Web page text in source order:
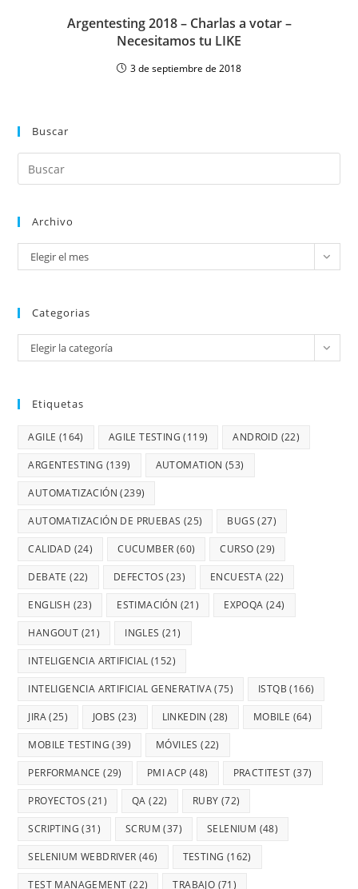
Argentesting 2018 – Charlas a votar –
Necesitamos tu LIKE
3 de septiembre de 2018
Buscar
Archivo
Elegir el mes
Categorias
Elegir la categoría
Etiquetas
AGILE (164) AGILE TESTING (119) ANDROID (22)
ARGENTESTING (139) AUTOMATION (53)
AUTOMATIZACIÓN (239)
AUTOMATIZACIÓN DE PRUEBAS (25) BUGS (27)
CALIDAD (24) CUCUMBER (60) CURSO (29)
DEBATE (22) DEFECTOS (23) ENCUESTA (22)
ENGLISH (23) ESTIMACIÓN (21) EXPOQA (24)
HANGOUT (21) INGLES (21)
INTELIGENCIA ARTIFICIAL (152)
INTELIGENCIA ARTIFICIAL GENERATIVA(75) ISTQB (166)
JIRA(25) JOBS (23) LINKEDIN (28) MOBILE (64)
MOBILE TESTING (39) MÓVILES (22)
PERFORMANCE (29) PMI ACP (48) PRACTITEST (37)
PROYECTOS (21) QA (22) RUBY (72)
SCRIPTING (31) SCRUM (37) SELENIUM (48)
SELENIUM WEBDRIVER (46) TESTING (162)
TEST MANAGEMENT (22) TRABAJO (71)